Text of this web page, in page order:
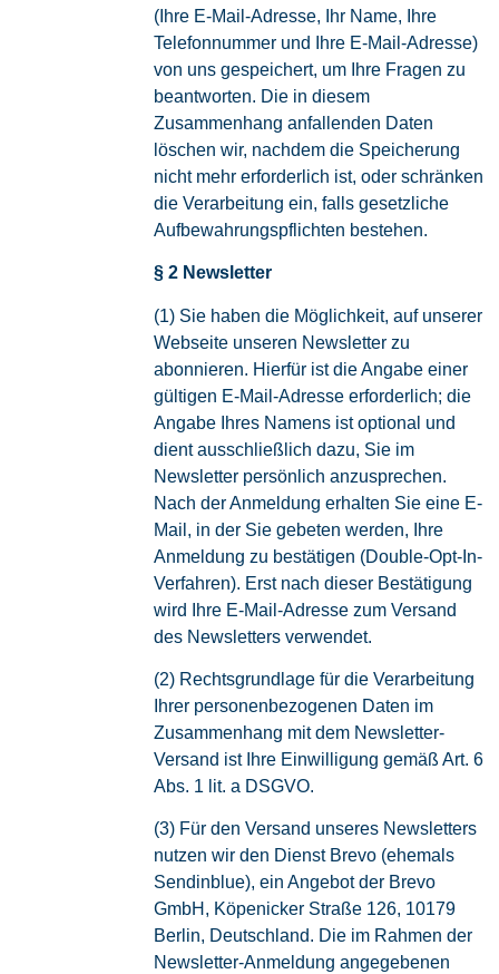
(Ihre E-Mail-Adresse, Ihr Name, Ihre
Telefonnummer und Ihre E-Mail-Adresse)
von uns gespeichert, um Ihre Fragen zu
beantworten. Die in diesem
Zusammenhang anfallenden Daten
löschen wir, nachdem die Speicherung
nicht mehr erforderlich ist, oder schränken
die Verarbeitung ein, falls gesetzliche
Aufbewahrungspflichten bestehen.
§ 2 Newsletter
(1) Sie haben die Möglichkeit, auf unserer
Webseite unseren Newsletter zu
abonnieren. Hierfür ist die Angabe einer
gültigen E-Mail-Adresse erforderlich; die
Angabe Ihres Namens ist optional und
dient ausschließlich dazu, Sie im
Newsletter persönlich anzusprechen.
Nach der Anmeldung erhalten Sie eine E-
Mail, in der Sie gebeten werden, Ihre
Anmeldung zu bestätigen (Double-Opt-In-
Verfahren). Erst nach dieser Bestätigung
wird Ihre E-Mail-Adresse zum Versand
des Newsletters verwendet.
(2) Rechtsgrundlage für die Verarbeitung
Ihrer personenbezogenen Daten im
Zusammenhang mit dem Newsletter-
Versand ist Ihre Einwilligung gemäß Art. 6
Abs. 1 lit. a DSGVO.
(3) Für den Versand unseres Newsletters
nutzen wir den Dienst Brevo (ehemals
Sendinblue), ein Angebot der Brevo
GmbH, Köpenicker Straße 126, 10179
Berlin, Deutschland. Die im Rahmen der
Newsletter-Anmeldung angegebenen